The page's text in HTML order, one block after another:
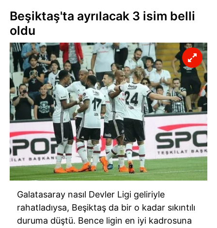
Beşiktaş'ta ayrılacak 3 isim belli
oldu
Galatasaray nasıl Devler Ligi geliriyle
rahatladıysa, Beşiktaş da bir o kadar sıkıntılı
duruma düştü. Bence ligin en iyi kadrosuna